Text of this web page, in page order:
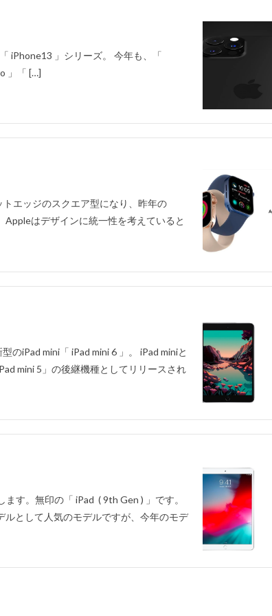
iPhone13 」シリーズ。 今年も、「
」「 […]
エッジのスクエア型になり、昨年の
はデザインに統一性を考えていると
のiPad mini「 iPad mini 6 」。 iPad miniと
mini 5」の後継機種としてリリースされ
す。無印の「 iPad ( 9th Gen ) 」です。
として人気のモデルですが、今年のモデ